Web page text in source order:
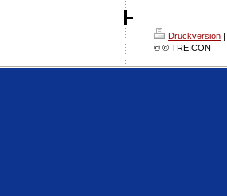
Druckversion |
© © TREICON